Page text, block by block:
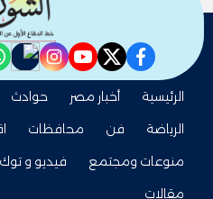
facebook
twitter
youtube
الرئيسية أخبار مصر حوادث
الرياضة
فن محافظات
منوعات ومجتمع
فيديو و
مقالات